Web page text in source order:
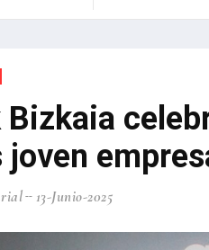
joven
13-Junio-2025